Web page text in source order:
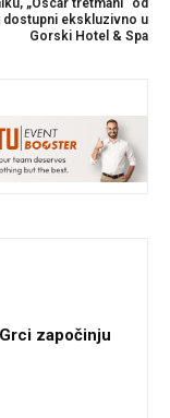
dostupni ekskluzivno u
Gorski Hotel & Spa
započinju